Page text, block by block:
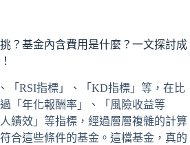
？基金內含費用是什麼？一文探討成
「RSI指標」、「KD指標」等，在比
「年化報酬率」、「風險收益等
績效」等指標，經過層層複雜的計算
合這些條件的基金。這檔基金，真的